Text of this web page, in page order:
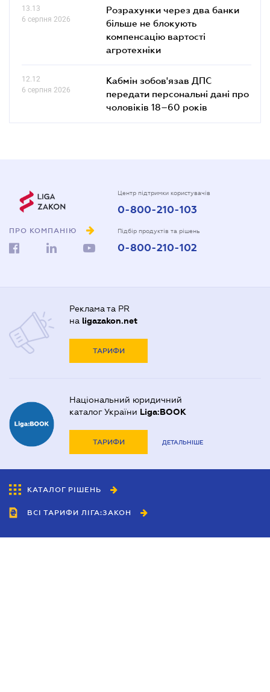
13.13
6 серпня 2026
Розрахунки через два банки
більше не блокують
компенсацію вартості
агротехніки
12.12
6 серпня 2026
Кабмін зобов'язав ДПС
передати персональні дані про
чоловіків 18–60 років
ПРО КОМПАНІЮ
Центр підтримки користувачів
0-800-210-103
Підбір продуктів та рішень
0-800-210-102
Реклама та PR
на ligazakon.net
ТАРИФИ
Національний юридичний
каталог України Liga:BOOK
ТАРИФИ ДЕТАЛЬНІШЕ
КАТАЛОГ РІШЕНЬ
ВСІ ТАРИФИ ЛІГА:ЗАКОН